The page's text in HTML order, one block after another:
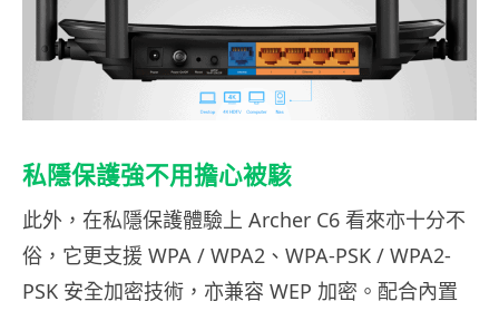
私隱保護強不用擔心被駭
此外，在私隱保護體驗上 Archer C6 看來亦十分不
俗，它更支援 WPA / WPA2、WPA-PSK / WPA2-
PSK 安全加密技術，亦兼容 WEP 加密。配合內置